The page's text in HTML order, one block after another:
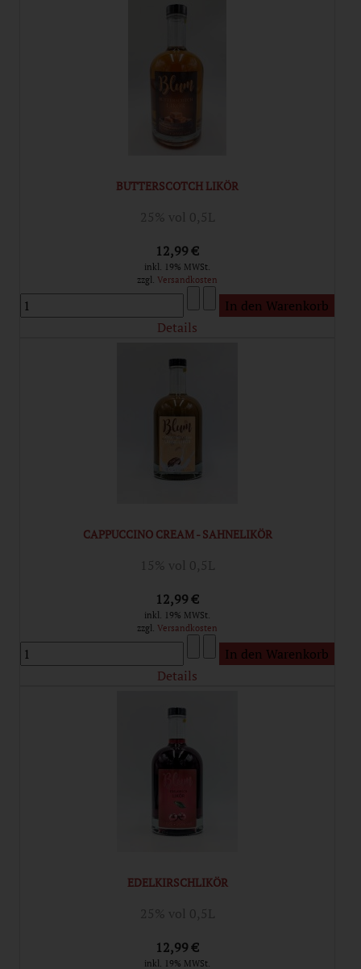
BUTTERSCOTCH LIKÖR
25% vol 0,5L
12,99 €
inkl. 19% MWSt.
zzgl. Versandkosten
Details
CAPPUCCINO CREAM - SAHNELIKÖR
15% vol 0,5L
12,99 €
inkl. 19% MWSt.
zzgl. Versandkosten
Details
EDELKIRSCHLIKÖR
25% vol 0,5L
12,99 €
inkl. 19% MWSt.